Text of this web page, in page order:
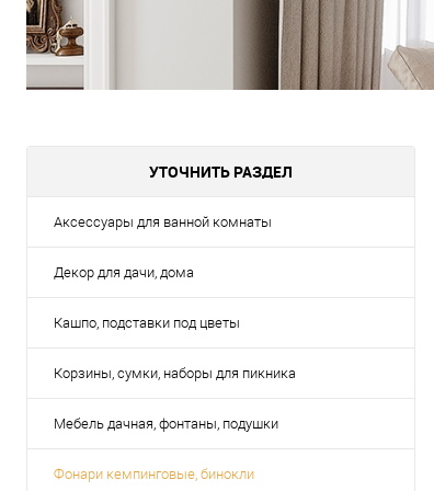
УТОЧНИТЬ РАЗДЕЛ
Аксессуары для ванной комнаты
Декор для дачи, дома
Кашпо, подставки под цветы
Корзины, сумки, наборы для пикника
Мебель дачная, фонтаны, подушки
Фонари кемпинговые, бинокли